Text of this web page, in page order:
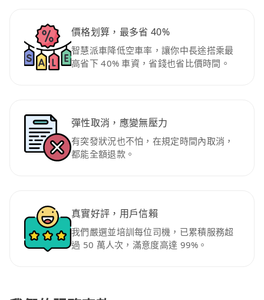
價格划算，最多省 40%
智慧派車降低空車率，讓你中長途搭乘最
高省下 40% 車資，省錢也省比價時間。
彈性取消，應變無壓力
有突發狀況也不怕，在規定時間內取消，
都能全額退款。
真實好評，用戶信賴
我們嚴選並培訓每位司機，已累積服務超
過 50 萬人次，滿意度高達 99%。